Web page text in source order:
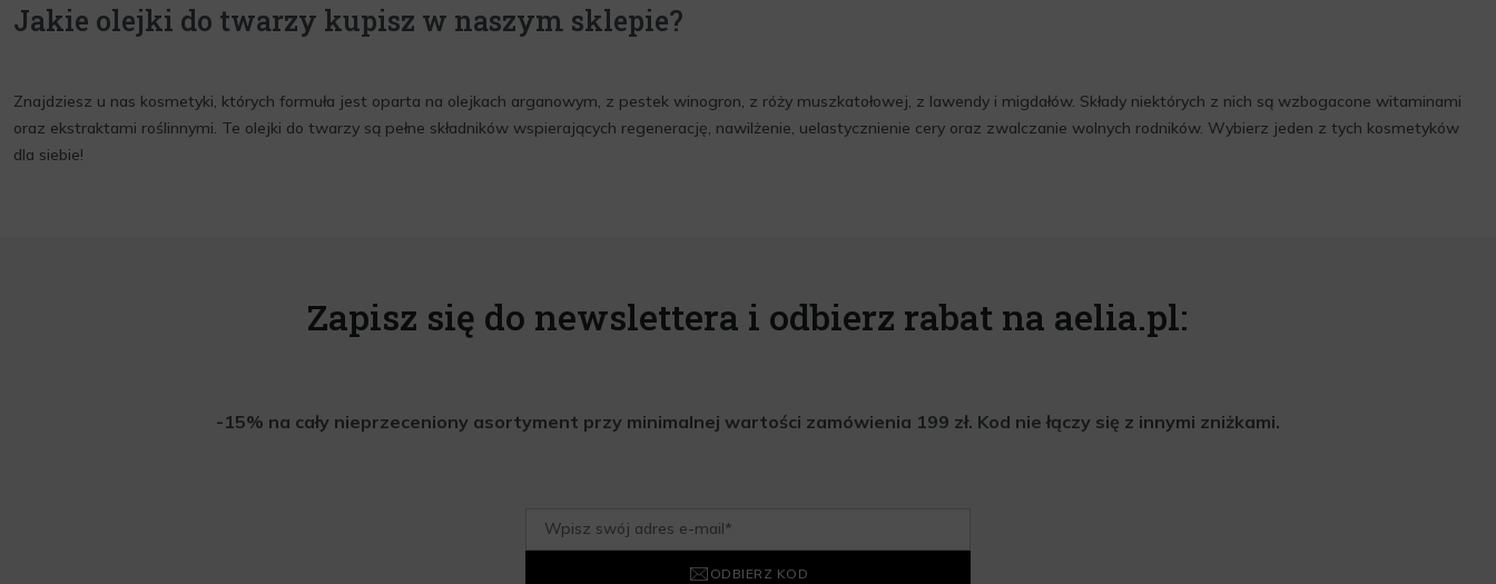
Jakie olejki do twarzy kupisz w naszym sklepie?
Znajdziesz u nas kosmetyki, których formuła jest oparta na olejkach arganowym, z pestek winogron, z róży muszkatołowej, z lawendy i migdałów. Składy niektórych z nich są wzbogacone witaminami
oraz ekstraktami roślinnymi. Te olejki do twarzy są pełne składników wspierających regenerację, nawilżenie, uelastycznienie cery oraz zwalczanie wolnych rodników. Wybierz jeden z tych kosmetyków
dla siebie!
Zapisz się do newslettera i odbierz rabat na aelia.pl:
-15% na cały nieprzeceniony asortyment przy minimalnej wartości zamówienia 199 zł. Kod nie łączy się z innymi zniżkami.
ODBIERZ KOD